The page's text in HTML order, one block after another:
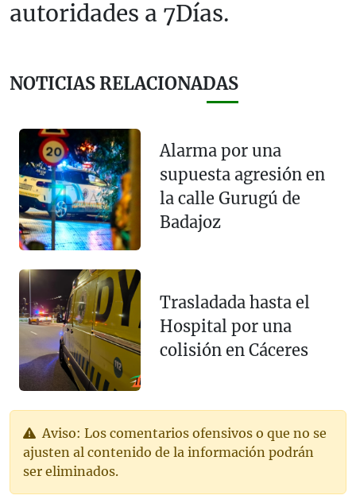
autoridades a 7Días.
NOTICIAS RELACIONADAS
Alarma por una
supuesta agresión en
la calle Gurugú de
Badajoz
Trasladada hasta el
Hospital por una
colisión en Cáceres
Aviso: Los comentarios ofensivos o que no se
ajusten al contenido de la información podrán
ser eliminados.